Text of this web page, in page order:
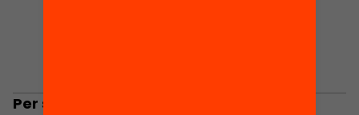
Per saber-ne més: